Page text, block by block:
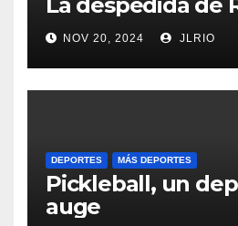
NOV 20, 2024 JLRIO
DEPORTES MÁS DEPORTES
Pickleball, un
auge